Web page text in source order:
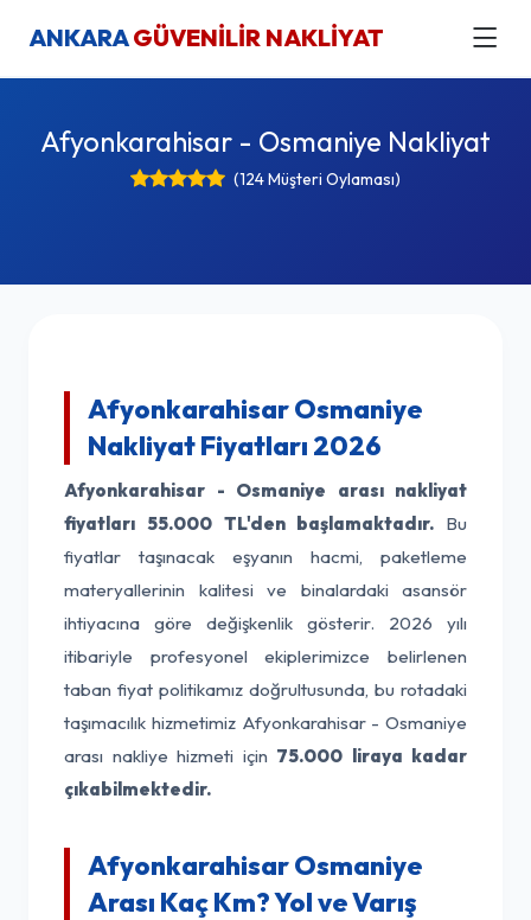
ANKARAGÜVENİLİR NAKLİYAT
Afyonkarahisar - Osmaniye Nakliyat
(124 Müşteri Oylaması)
Afyonkarahisar Osmaniye
Nakliyat Fiyatları 2026
Afyonkarahisar - Osmaniye arası nakliyat
fiyatları 55.000 TL'den başlamaktadır. Bu
fiyatlar taşınacak eşyanın hacmi, paketleme
materyallerinin kalitesi ve binalardaki asansör
ihtiyacına göre değişkenlik gösterir. 2026 yılı
itibariyle profesyonel ekiplerimizce belirlenen
taban fiyat politikamız doğrultusunda, bu rotadaki
taşımacılık hizmetimiz Afyonkarahisar - Osmaniye
arası nakliye hizmeti için 75.000 liraya kadar
çıkabilmektedir.
Afyonkarahisar Osmaniye
Arası Kaç Km? Yol ve Varış